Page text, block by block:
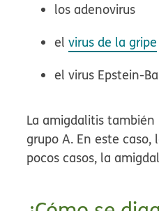
los adenovirus
elvirus de la gripe
el virus Epstein-
La amigdalitis
grupo A. En este
pocos casos, la